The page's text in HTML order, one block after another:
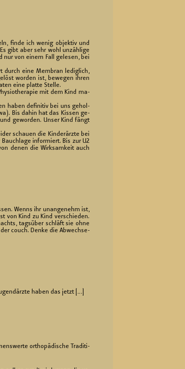
finde ich wenig ob­jek­tiv und
gibt aber sehr wohl un­zäh­li­ge
nur von einem Fall ge­le­sen, bei
durch eine Mem­bran le­dig­lich,
wor­den ist, be­we­gen ihren
eine plat­te Stel­le.
mit dem Kind ma­
haben de­fi­ni­tiv bei uns ge­hol­
Bis dahin hat das Kis­sen ge­
ge­wor­den. Unser Kind fängt
schau­en die Kin­der­ärz­te bei
in­for­miert. Bis zur U2
denen die Wirk­sam­keit auch
Wenns ihr un­an­ge­nehm ist,
von Kind zu Kind ver­schie­den.
tags­über schläft sie ohne
couch. Denke die Ab­wech­se­
haben das jetzt […]
or­tho­pä­di­sche Tra­di­ti­